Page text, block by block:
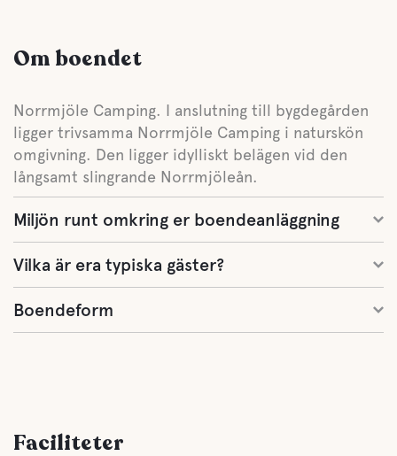
Om boendet
Norrmjöle Camping. I anslutning till bygdegården
ligger trivsamma Norrmjöle Camping i naturskön
omgivning. Den ligger idylliskt belägen vid den
långsamt slingrande Norrmjöleån.
Miljön runt omkring er boendeanläggning
Vilka är era typiska gäster?
Boendeform
Faciliteter